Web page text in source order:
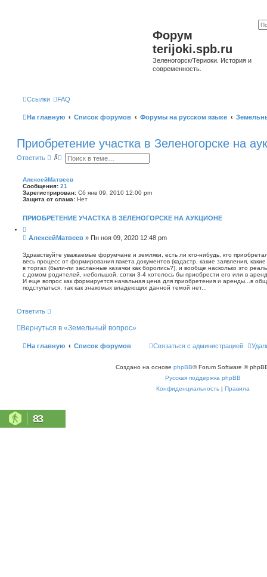
Форум
terijoki.spb.ru
Зеленогорск/Териоки. История и
современность.
Ссылки FAQ
На главную Список форумов Форумы на русском языке
Приобретение участка в Зеленогорске на
Ответить
П
с
к
Р
ш
и
р
е
ы
о
с
к
АлексейМатвеев
Сообщения: 21
Зарегистрирован: Сб янв 09, 2010 12:00 pm
Защита от спама: Нет
ПРИОБРЕТЕНИЕ УЧАСТКА В ЗЕЛЕНОГОРСКЕ НА АУКЦИОНЕ
и
т
т
а
С
о
б
щ
е
н
АлексейМатвеев » Пн ноя 09, 2020 12:48 pm
Здравствуйте уважаемые форумчане и земляки, есть ли кто-нибудь, кто
весь процесс от формирования пакета документов (кадастр, какие заявления,
в торгах (были-ли засланные казачки как боролись?), и вообще насколько это
с домом родителей, небольшой, сотки 3-4 хотелось бы приобрести его или в
И еще вопрос как формируется начальная цена для приобретения и аренды...в
подступаться, так как знакомых владеющих данной темой нет...
Ответить
Вернуться в «Земельный вопрос»
На главную Список форумов Связаться с администрацией
Создано на основе phpBB® Forum Software ©
Русская поддержка phpBB
Конфиденциальность | Правила
83